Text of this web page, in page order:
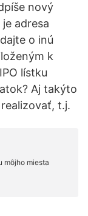
nový
adresa
o inú
k
lístku
Aj takýto
t.j.